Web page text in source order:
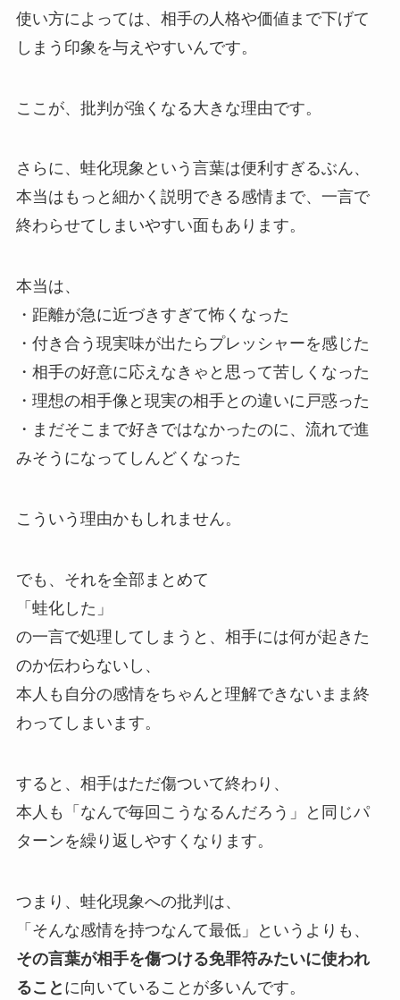
使い方によっては、相手の人格や価値まで下げて
しまう印象を与えやすいんです。
ここが、批判が強くなる大きな理由です。
さらに、蛙化現象という言葉は便利すぎるぶん、
本当はもっと細かく説明できる感情まで、一言で
終わらせてしまいやすい面もあります。
本当は、
・距離が急に近づきすぎて怖くなった
・付き合う現実味が出たらプレッシャーを感じた
・相手の好意に応えなきゃと思って苦しくなった
・理想の相手像と現実の相手との違いに戸惑った
・まだそこまで好きではなかったのに、流れで進
みそうになってしんどくなった
こういう理由かもしれません。
でも、それを全部まとめて
「蛙化した」
の一言で処理してしまうと、相手には何が起きた
のか伝わらないし、
本人も自分の感情をちゃんと理解できないまま終
わってしまいます。
すると、相手はただ傷ついて終わり、
本人も「なんで毎回こうなるんだろう」と同じパ
ターンを繰り返しやすくなります。
つまり、蛙化現象への批判は、
「そんな感情を持つなんて最低」というよりも、
その言葉が相手を傷つける免罪符みたいに使われ
ること に向いていることが多いんです。